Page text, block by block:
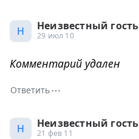
Н Неизвестный гость
29 июл 10
Комментарий удален
Ответить⋯
Н Неизвестный гость
21 фев 11